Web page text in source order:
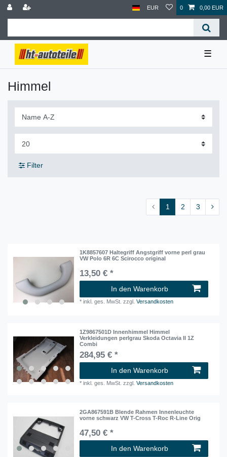
EUR 0 0,00 EUR
☰
Himmel
Filter
1 2 3
1K8857607 Haltegriff Angstgriff vorne perl grau
VW Polo 6R 6C Scirocco original
13,50 € *
In den Warenkorb
*inkl. ges. MwSt. zzgl.Versandkosten
1Z9867501D Innenhimmel Himmel
Verkleidungen perlgrau Skoda Octavia II 1Z
Combi
284,95 € *
In den Warenkorb
*inkl. ges. MwSt. zzgl.Versandkosten
2GA867591B Blende Rahmen Innenleuchte
vorne schwarz VW T-Cross T-Roc R-Line Orig
47,50 € *
In den Warenkorb